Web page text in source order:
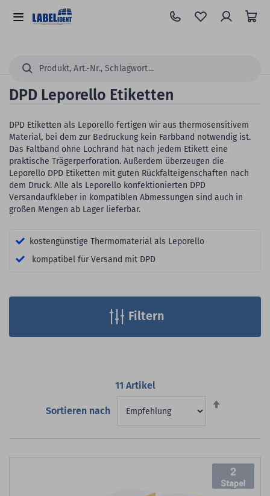
Hauptinhalt
springen
Alle
Suchen...
DPD Leporello Etiketten
DPD Etiketten als Leporello fertigen wir aus thermosensitivem
Material, bei dem zur Bedruckung kein Farbband notwendig ist.
Das Faltband ohne Lochrand hat nach jedem Etikett eine
praktische Trägerperforation. Außerdem überzeugen die
Leporello DPD Etiketten mit guten Rückfalteigenschaften nach
dem Druck. Alle als Leporello konfektionierten DPD
Versandaufkleber in kompatiblen Abmessungen sind auch in
großen Mengen ab Lager lieferbar.
kostengünstige Thermomaterial als Leporello
kompatibel für Versand mit DPD
11 Artikel
Sortieren nach
2
Filtern